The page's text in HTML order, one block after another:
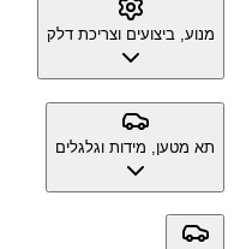
מנוע, ביצועים וצריכת דלק
תא מטען, מידות וגלגלים